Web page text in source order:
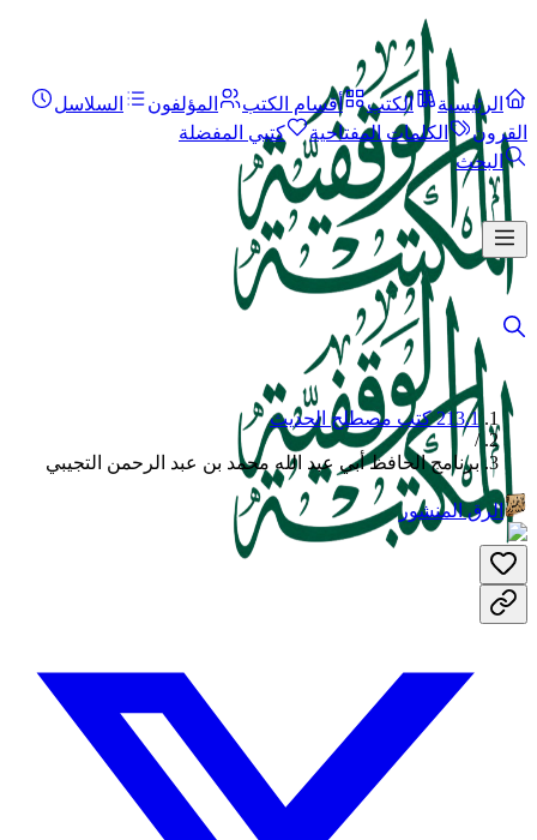
الرئيسية الكتب أقسام الكتب المؤلفون
السلاسل
القرون
الكلمات المفتاحية
كتبي المفضلة
البحث
213.1 كتب مصطلح الحديث
/
برنامج الحافظ أبي عبد الله محمد بن عبد الرحمن التجيبي
الرق المنشور